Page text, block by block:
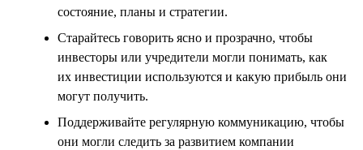
состояние, планы и стратегии.
Старайтесь говорить ясно и прозрачно, чтобы
инвесторы или учредители могли понимать, как
их инвестиции используются и какую прибыль они
могут получить.
Поддерживайте регулярную коммуникацию, чтобы
они могли следить за развитием компании